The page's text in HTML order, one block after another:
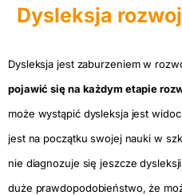
Dysleksja
Dysleksja jest zaburzeniem w
pojawić się na każdym etapie
może wystąpić dysleksja jest
jest na początku swojej nauki w
nie diagnozuje się jeszcze
duże prawdopodobieństwo, że